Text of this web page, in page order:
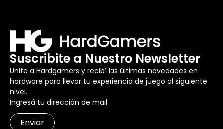
Suscribite a Nuestro Newsletter
Unite a Hardgamers y recibí las últimas novedades en
hardware para llevar tu experiencia de juego al siguiente
nivel.
Enviar